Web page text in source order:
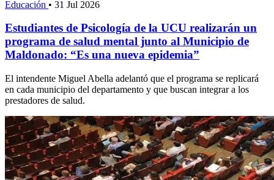
Educación • 31 Jul 2026
Estudiantes de Psicología de la UCU realizarán un
programa de salud mental junto al Municipio de
Maldonado: “Es una nueva epidemia”
El intendente Miguel Abella adelantó que el programa se replicará
en cada municipio del departamento y que buscan integrar a los
prestadores de salud.